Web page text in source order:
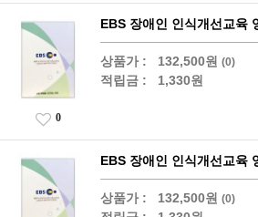
EBS 장애인 인식개선교육
상품가 : 132,500원 (0)
적립금 : 1,330원
0
EBS 장애인 인식개선교육
상품가 : 132,500원 (0)